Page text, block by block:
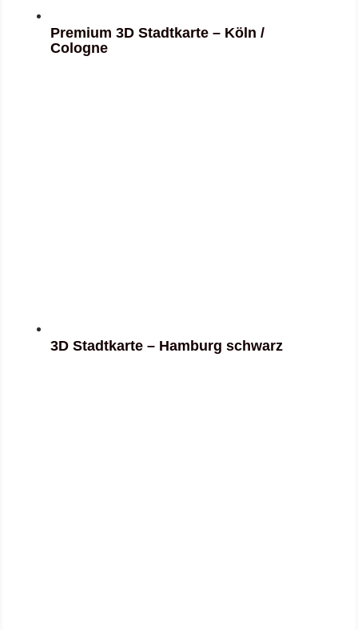
Premium 3D Stadtkarte – Köln /
Cologne
3D Stadtkarte – Hamburg schwarz